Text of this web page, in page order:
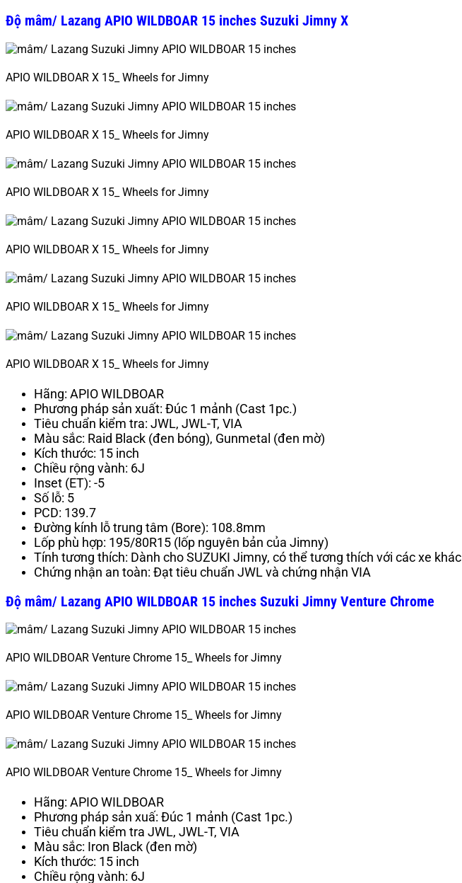
Độ mâm/ Lazang APIO WILDBOAR 15 inches Suzuki Jimny X
APIO WILDBOAR X 15_ Wheels for Jimny
APIO WILDBOAR X 15_ Wheels for Jimny
APIO WILDBOAR X 15_ Wheels for Jimny
APIO WILDBOAR X 15_ Wheels for Jimny
APIO WILDBOAR X 15_ Wheels for Jimny
APIO WILDBOAR X 15_ Wheels for Jimny
Hãng: APIO WILDBOAR
Phương pháp sản xuất: Đúc 1 mảnh (Cast 1pc.)
Tiêu chuẩn kiểm tra: JWL, JWL-T, VIA
Màu sắc: Raid Black (đen bóng), Gunmetal (đen mờ)
Kích thước: 15 inch
Chiều rộng vành: 6J
Inset (ET): -5
Số lỗ: 5
PCD: 139.7
Đường kính lỗ trung tâm (Bore): 108.8mm
Lốp phù hợp: 195/80R15 (lốp nguyên bản của Jimny)
Tính tương thích: Dành cho SUZUKI Jimny, có thể tương thích với các xe khác
Chứng nhận an toàn: Đạt tiêu chuẩn JWL và chứng nhận VIA
Độ mâm/ Lazang APIO WILDBOAR 15 inches Suzuki Jimny Venture Chrome
APIO WILDBOAR Venture Chrome 15_ Wheels for Jimny
APIO WILDBOAR Venture Chrome 15_ Wheels for Jimny
APIO WILDBOAR Venture Chrome 15_ Wheels for Jimny
Hãng: APIO WILDBOAR
Phương pháp sản xuấ: Đúc 1 mảnh (Cast 1pc.)
Tiêu chuẩn kiểm tra JWL, JWL-T, VIA
Màu sắc: Iron Black (đen mờ)
Kích thước: 15 inch
Chiều rộng vành: 6J